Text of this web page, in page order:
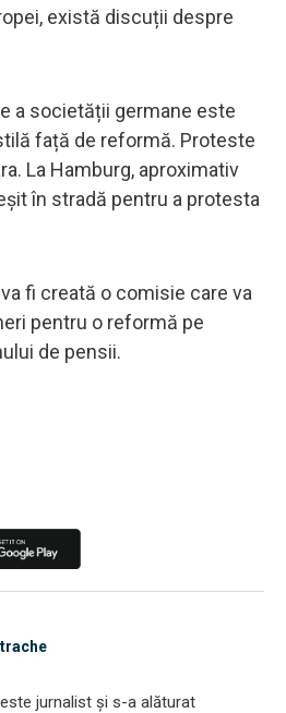
există discuții despre
a societății germane este
față de reformă. Proteste
La Hamburg, aproximativ
în stradă pentru a protesta
fi creată o comisie care va
pentru o reformă pe
de pensii.
jurnalist și s-a alăturat